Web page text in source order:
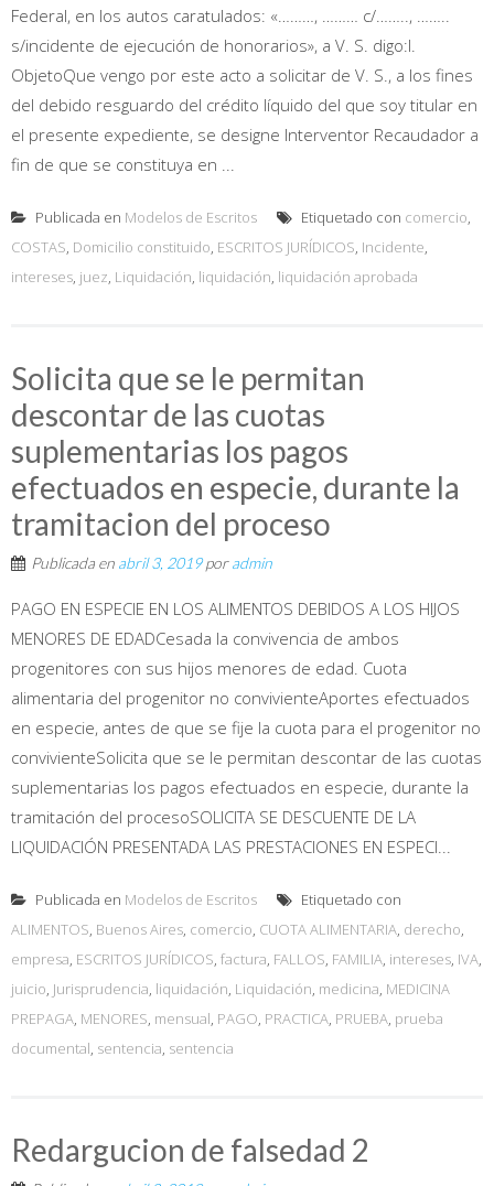
Federal, en los autos caratulados: «………, ……… c/…….., ……..
s/incidente de ejecución de honorarios», a V. S. digo:I.
ObjetoQue vengo por este acto a solicitar de V. S., a los fines
del debido resguardo del crédito líquido del que soy titular en
el presente expediente, se designe Interventor Recaudador a
fin de que se constituya en ...
Publicada en Modelos de Escritos Etiquetado con comercio,
COSTAS, Domicilio constituido, ESCRITOS JURÍDICOS, Incidente,
intereses, juez, Liquidación, liquidación, liquidación aprobada
Solicita que se le permitan
descontar de las cuotas
suplementarias los pagos
efectuados en especie, durante la
tramitacion del proceso
Publicada en abril 3, 2019poradmin
PAGO EN ESPECIE EN LOS ALIMENTOS DEBIDOS A LOS HIJOS
MENORES DE EDADCesada la convivencia de ambos
progenitores con sus hijos menores de edad. Cuota
alimentaria del progenitor no convivienteAportes efectuados
en especie, antes de que se fije la cuota para el progenitor no
convivienteSolicita que se le permitan descontar de las cuotas
suplementarias los pagos efectuados en especie, durante la
tramitación del procesoSOLICITA SE DESCUENTE DE LA
LIQUIDACIÓN PRESENTADA LAS PRESTACIONES EN ESPECI...
Publicada en Modelos de Escritos
Etiquetado con
ALIMENTOS, Buenos Aires, comercio, CUOTA ALIMENTARIA, derecho,
empresa, ESCRITOS JURÍDICOS, factura, FALLOS, FAMILIA, intereses, IVA,
juicio, Jurisprudencia, liquidación, Liquidación, medicina, MEDICINA
PREPAGA, MENORES, mensual, PAGO, PRACTICA, PRUEBA, prueba
documental, sentencia, sentencia
Redargucion de falsedad 2